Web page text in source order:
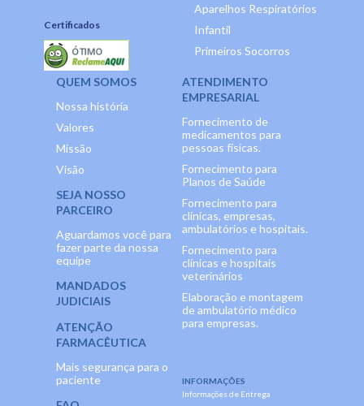
Certificados
Aparelhos Respiratórios
Infantil
Primeiros Socorros
QUEM SOMOS
Nossa história
Valores
Missão
Visão
SEJA NOSSO
PARCEIRO
Aguardamos você para
fazer parte da nossa
equipe
MANDADOS
JUDICIAIS
ATENÇÃO
FARMACÊUTICA
Mais segurança para o
paciente
ATENDIMENTO
EMPRESARIAL
Fornecimento de
medicamentos para
pessoas físicas.
Fornecimento para
Planos de Saúde
Fornecimento para
clínicas, empresas,
ambulatórios e hospitais.
Fornecimento para
clínicas e hospitais
veterinários
Elaboração e montagem
de ambulatório médico
para empresas.
INFORMAÇÕES
Informações de Entrega